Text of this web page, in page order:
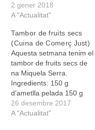
Mali (CJ), Pinya (CJ),
Cúrcuma (CJ), Garam
Pipes de Carabassa,
Panses, Oli i Ou.
Elaboració: Bull l’arròs
amb la cúrcuma i amb un
poc de Garam Masala.
Has de posar…
2 gener 2018
A "Actualitat"
Tambor de fruits secs
(Cuina de Comerç Just)
Aquesta setmana tenim el
tambor de fruits secs de
na Miquela Serra.
Ingredients: 150 g
d’ametlla pelada 150 g
anacards (comerç just) 80
g panses 200 ml d’oli de
26 desembre 2017
A "Actualitat"